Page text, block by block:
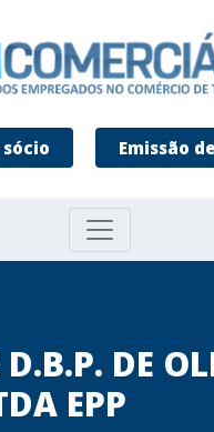
Emissão
DE
EPP